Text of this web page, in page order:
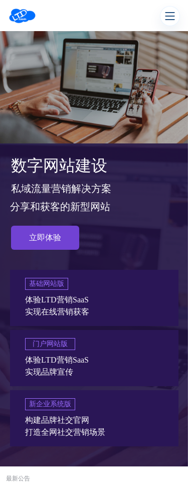
数字网站建设
私域流量营销解决方案
立即体验
基础网站版
体验LTD营销SaaS
实现在线营销获客
门户网站版
体验LTD营销SaaS
实现品牌宣传
分享和获客的新型网站
新企业系统版
构建品牌社交官网
打造全网社交营销场景
最新公告